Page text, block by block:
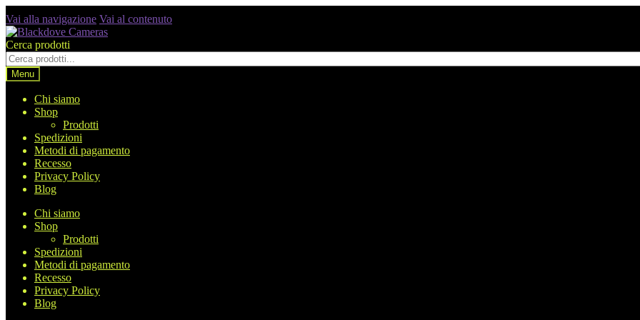
Vai alla navigazione Vai al contenuto
Cerca prodotti
Menu
Chi siamo
Shop
Prodotti
Spedizioni
Metodi di pagamento
Recesso
Privacy Policy
Blog
Chi siamo
Shop
Prodotti
Spedizioni
Metodi di pagamento
Recesso
Privacy Policy
Blog